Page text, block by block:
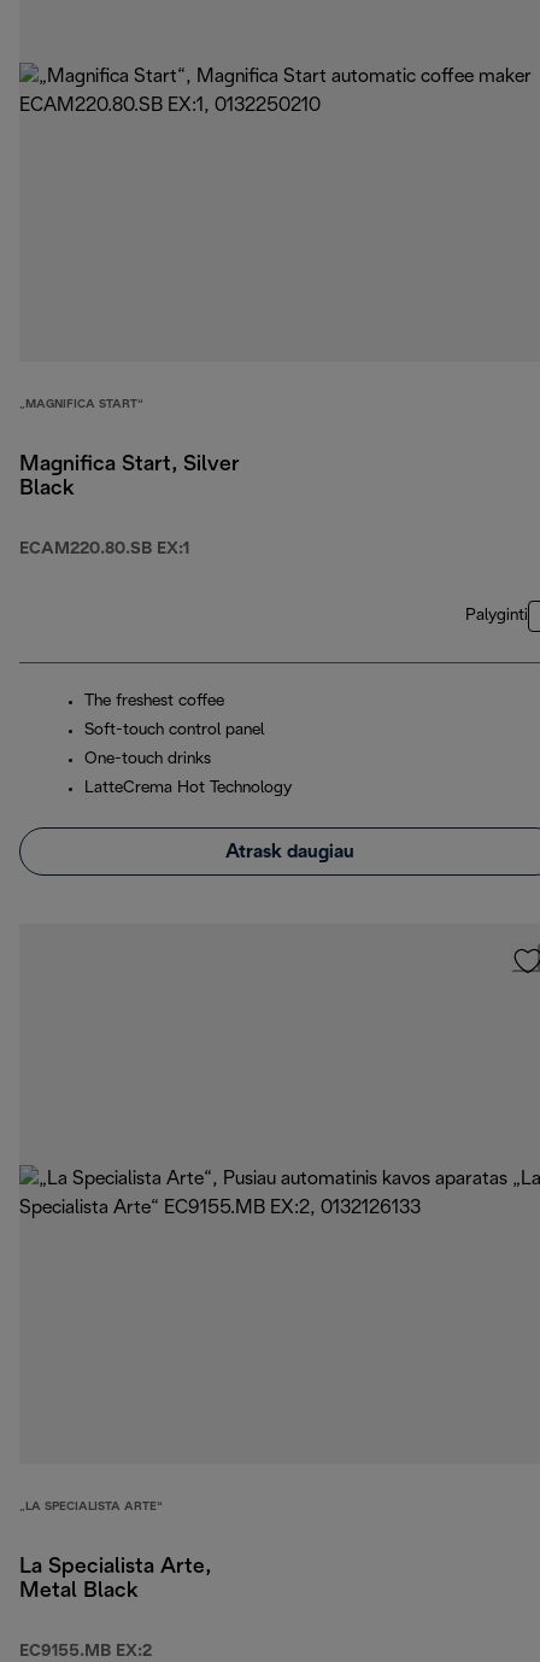
„MAGNIFICA START“
Magnifica Start, Silver
Black
ECAM220.80.SB EX:1
Palyginti
The freshest coffee
Soft-touch control panel
One-touch drinks
LatteCrema Hot Technology
Atrask daugiau
„LA SPECIALISTA ARTE“
La Specialista Arte,
Metal Black
EC9155.MB EX:2